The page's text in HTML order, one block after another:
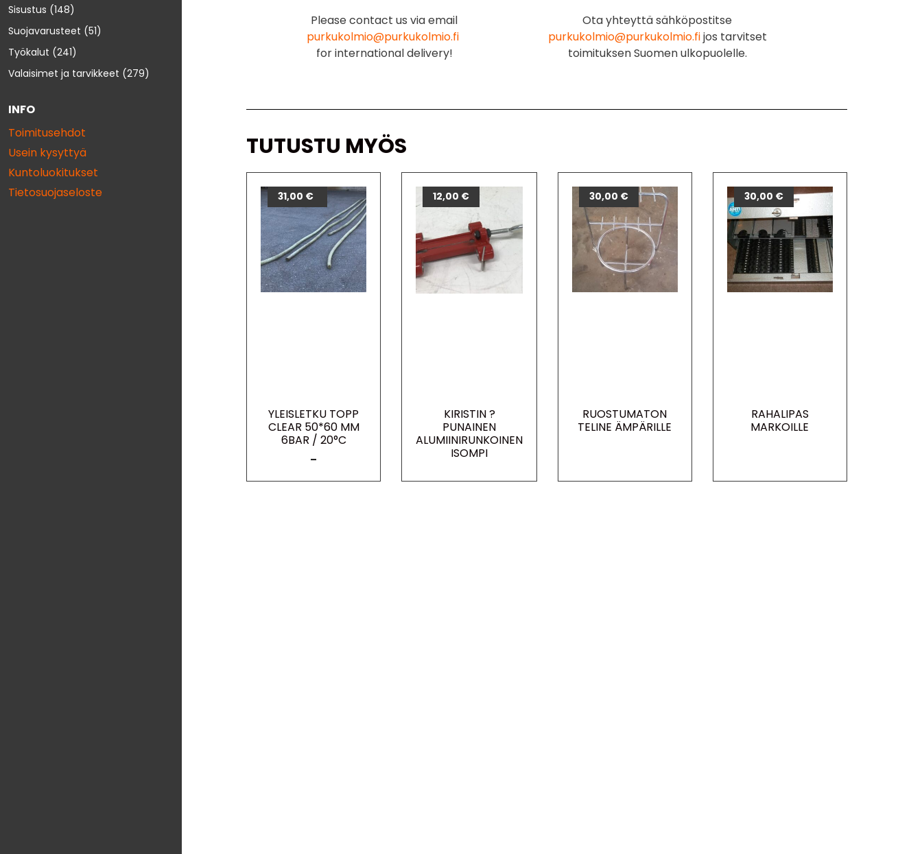
Sisustus (148)
Suojavarusteet (51)
Työkalut (241)
Valaisimet ja tarvikkeet (279)
INFO
Toimitusehdot
Usein kysyttyä
Kuntoluokitukset
Tietosuojaseloste
Please contact us via email
purkukolmio@purkukolmio.fi
for international delivery!
Ota yhteyttä sähköpostitse
purkukolmio@purkukolmio.fijos tarvitset
toimituksen Suomen ulkopuolelle.
TUTUSTU MYÖS
YLEISLETKU TOPP
CLEAR 50*60 MM
6BAR / 20°C
22,00€
–
31,00 €
KIRISTIN ?
PUNAINEN
ALUMIINIRUNKOINEN
ISOMPI
12,00 €
RUOSTUMATON
TELINE ÄMPÄRILLE
30,00 €
RAHALIPAS
MARKOILLE
30,00 €